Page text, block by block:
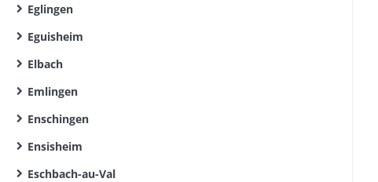
Eglingen
Eguisheim
Elbach
Emlingen
Enschingen
Ensisheim
Eschbach-au-Val